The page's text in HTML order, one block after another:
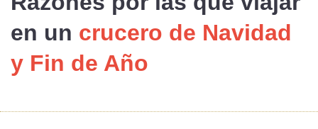
en un crucero de Navidad
y Fin de Año